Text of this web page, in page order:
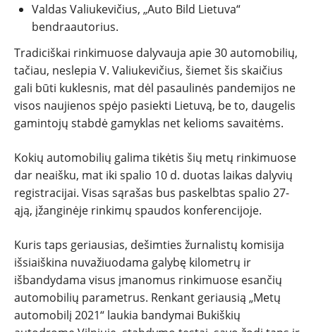
Valdas Valiukevičius, „Auto Bild Lietuva“
bendraautorius.
Tradiciškai rinkimuose dalyvauja apie 30 automobilių,
tačiau, neslepia V. Valiukevičius, šiemet šis skaičius
gali būti kuklesnis, mat dėl pasaulinės pandemijos ne
visos naujienos spėjo pasiekti Lietuvą, be to, daugelis
gamintojų stabdė gamyklas net kelioms savaitėms.
Kokių automobilių galima tikėtis šių metų rinkimuose
dar neaišku, mat iki spalio 10 d. duotas laikas dalyvių
registracijai. Visas sąrašas bus paskelbtas spalio 27-
ąją, įžanginėje rinkimų spaudos konferencijoje.
Kuris taps geriausias, dešimties žurnalistų komisija
išsiaiškina nuvažiuodama galybę kilometrų ir
išbandydama visus įmanomus rinkimuose esančių
automobilių parametrus. Renkant geriausią „Metų
automobilį 2021“ laukia bandymai Bukiškių